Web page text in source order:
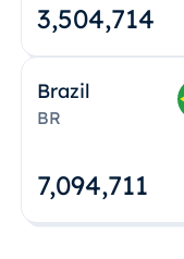
3,504,715
Brazil
BR
7,094,712